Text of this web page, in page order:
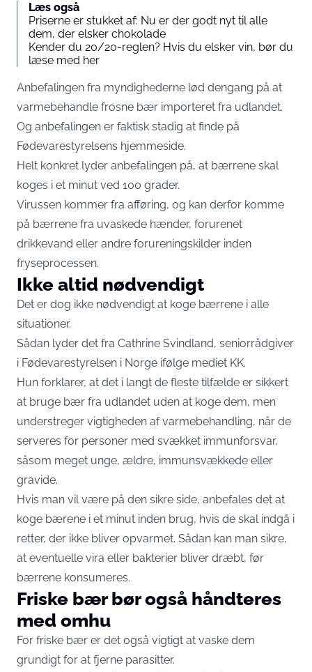
Læs også
Priserne er stukket af: Nu er der godt nyt til alle
dem, der elsker chokolade
Kender du 20/20-reglen? Hvis du elsker vin, bør du
læse med her
Anbefalingen fra myndighederne lød dengang på at
varmebehandle frosne bær importeret fra udlandet.
Og anbefalingen er faktisk stadig at finde på
Fødevarestyrelsens hjemmeside.
Helt konkret lyder anbefalingen på, at bærrene skal
koges i et minut ved 100 grader.
Virussen kommer fra afføring, og kan derfor komme
på bærrene fra uvaskede hænder, forurenet
drikkevand eller andre forureningskilder inden
fryseprocessen.
Ikke altid nødvendigt
Det er dog ikke nødvendigt at koge bærrene i alle
situationer.
Sådan lyder det fra Cathrine Svindland, seniorrådgiver
i Fødevarestyrelsen i Norge ifølge mediet KK.
Hun forklarer, at det i langt de fleste tilfælde er sikkert
at bruge bær fra udlandet uden at koge dem, men
understreger vigtigheden af varmebehandling, når de
serveres for personer med svækket immunforsvar,
såsom meget unge, ældre, immunsvækkede eller
gravide.
Hvis man vil være på den sikre side, anbefales det at
koge bærene i et minut inden brug, hvis de skal indgå i
retter, der ikke bliver opvarmet. Sådan kan man sikre,
at eventuelle vira eller bakterier bliver dræbt, før
bærrene konsumeres.
Friske bær bør også håndteres
med omhu
For friske bær er det også vigtigt at vaske dem
grundigt for at fjerne parasitter.